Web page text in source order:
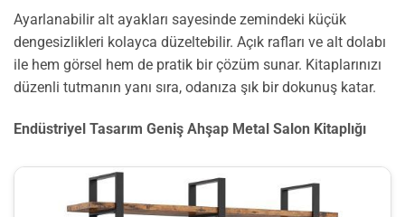
Ayarlanabilir alt ayakları sayesinde zemindeki küçük
dengesizlikleri kolayca düzeltebilir. Açık rafları ve alt dolabı
ile hem görsel hem de pratik bir çözüm sunar. Kitaplarınızı
düzenli tutmanın yanı sıra, odanıza şık bir dokunuş katar.
Endüstriyel Tasarım Geniş Ahşap Metal Salon Kitaplığı